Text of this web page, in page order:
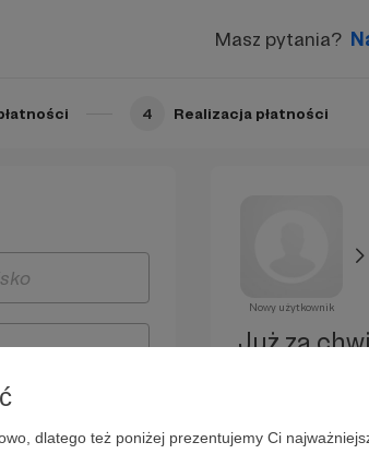
dlatego też poniżej prezentujemy Ci
Masz pytania?
4 Realizacja płatności
Nowy użytkownik
Już za